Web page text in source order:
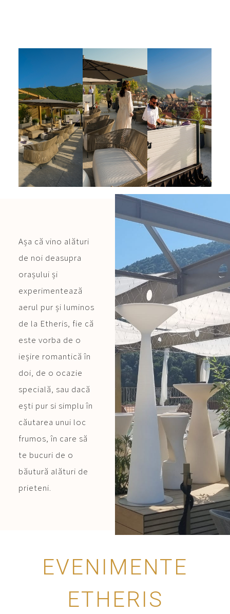
Așa că vino alături
de noi deasupra
orașului și
experimentează
aerul pur și luminos
de la Etheris, fie că
este vorba de o
ieșire romantică în
doi, de o ocazie
specială, sau dacă
ești pur si simplu în
căutarea unui loc
frumos, în care să
te bucuri de o
băutură alături de
prieteni.
EVENIMENTE
ETHERIS